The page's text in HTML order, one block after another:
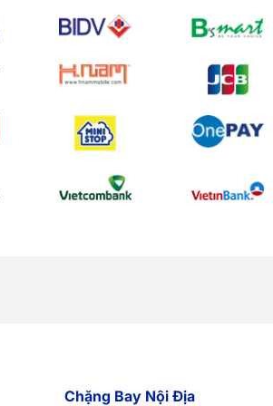
Chặng Bay Nội Địa